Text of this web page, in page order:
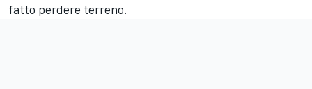
fatto perdere terreno.